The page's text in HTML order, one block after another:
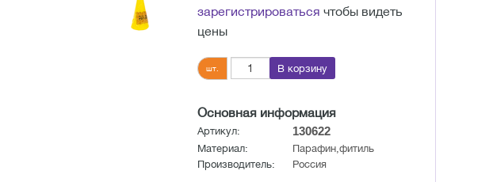
зарегистрироваться чтобы видеть
цены
шт. В корзину
Основная информация
Артикул: 130622
Материал:
Парафин,фитиль
Производитель:
Россия